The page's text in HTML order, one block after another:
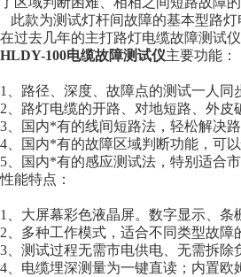
此款为测试灯杆间故障的基本型路
在过去几年的主打路灯电缆故障测试仪
HLDY-100电缆故障测试仪主要功能：
1、路径、深度、故障点的测试一人同
2、路灯电缆的开路、对地短路、外皮
3、国内*有的线间短路法，轻松解决
4、国内*有的故障区域判断功能，可
5、国内*有的感应测试法，特别适合
性能特点：
1、大屏幕彩色液晶屏。数字显示、条
2、多种工作模式，适合不同类型故障
3、测试过程无需市电供电、无需拆
4、电缆埋深测量为一键直读；内置